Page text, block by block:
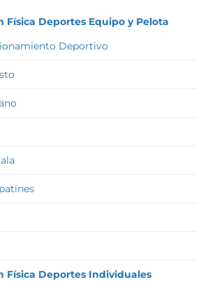
Física Deportes Equipo y Pelota
Deportivo
Física Deportes Individuales